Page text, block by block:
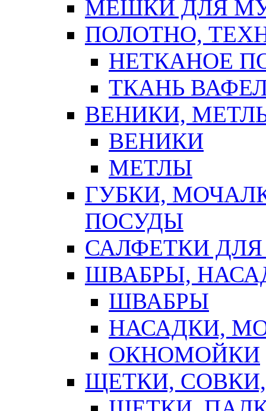
МЕШКИ ДЛЯ
ПОЛОТНО,
НЕТКАНОЕ
ТКАНЬ
ВЕНИКИ,
ВЕНИКИ
МЕТЛЫ
ГУБКИ,
ПОСУДЫ
САЛФЕТКИ
ШВАБРЫ,
ШВАБРЫ
НАСАДКИ,
ОКНОМОЙКИ
ЩЕТКИ,